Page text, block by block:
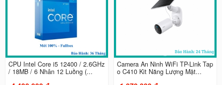
CPU Intel Core i5 12400 / 2.6GHz
/ 18MB / 6 Nhân 12 Luồng (...
Camera An Ninh WiFi TP-Link Tap
o C410 Kit Năng Lượng Mặt...